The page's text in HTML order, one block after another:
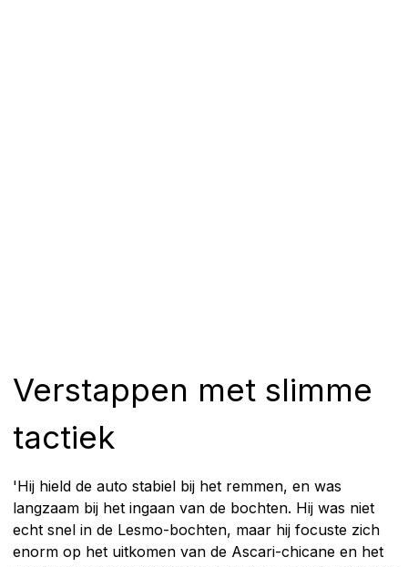
Verstappen met slimme
tactiek
'Hij hield de auto stabiel bij het remmen, en was
langzaam bij het ingaan van de bochten. Hij was niet
echt snel in de Lesmo-bochten, maar hij focuste zich
enorm op het uitkomen van de Ascari-chicane en het